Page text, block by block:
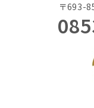
〒693-